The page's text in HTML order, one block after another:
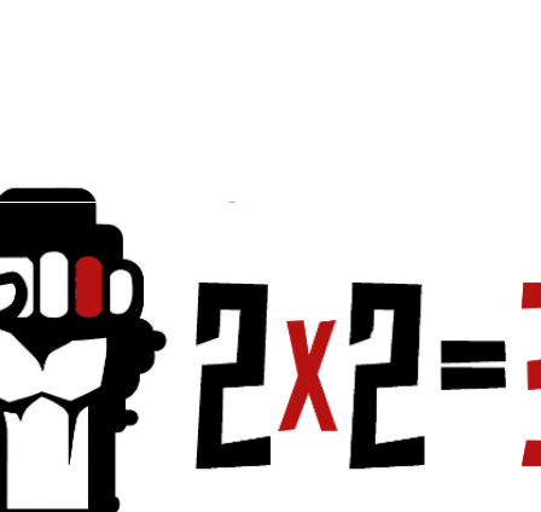
АЛЕКСЕЙ МОСКИНОВ
+7 916 530-53-59
TELEGRAM
WHATSAPP